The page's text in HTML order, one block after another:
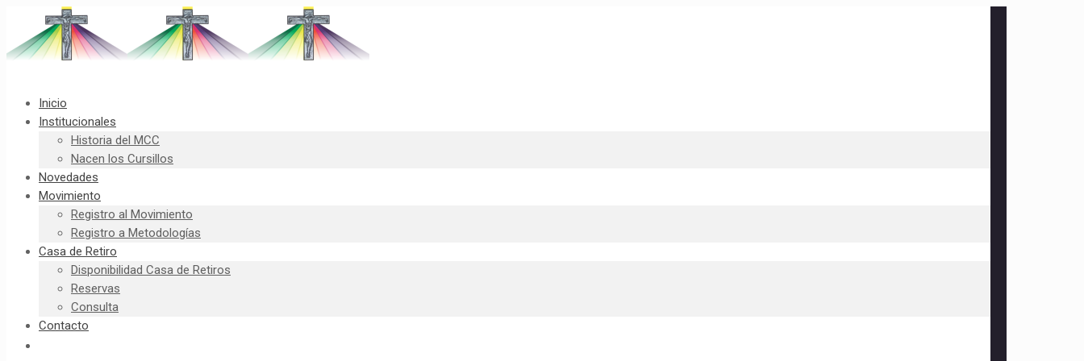
Inicio
Institucionales
Historia del MCC
Nacen los Cursillos
Novedades
Movimiento
Registro al Movimiento
Registro a Metodologías
Casa de Retiro
Disponibilidad Casa de Retiros
Reservas
Consulta
Contacto